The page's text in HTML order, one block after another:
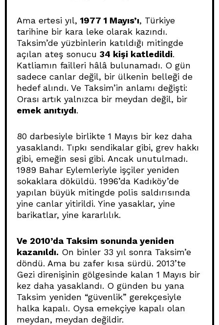
Ama ertesi yıl, 1977 1 Mayıs’ı, Türkiye
tarihine bir kara leke olarak kazındı.
Taksim’de yüzbinlerin katıldığı mitingde
açılan ateş sonucu 34 kişi katledildi.
Katliamın failleri hâlâ bulunamadı. O gün
sadece canlar değil, bir ülkenin belleği de
hedef alındı. Ve Taksim’in anlamı değişti:
Orası artık yalnızca bir meydan değil, bir
emek anıtıydı.
80 darbesiyle birlikte 1 Mayıs bir kez daha
yasaklandı. Tıpkı sendikalar gibi, grev hakkı
gibi, emeğin sesi gibi. Ancak unutulmadı.
1989 Bahar Eylemleriyle işçiler yeniden
sokaklara döküldü. 1996’da Kadıköy’de
yapılan büyük mitingde polis saldırısında
yine canlar yitirildi. Yine yasaklar, yine
barikatlar, yine kararlılık.
Ve 2010’da Taksim sonunda yeniden
kazanıldı. On binler 33 yıl sonra Taksim’e
döndü. Ama bu zafer kısa sürdü. 2013’te
Gezi direnişinin gölgesinde kalan 1 Mayıs bir
kez daha yasaklandı. O günden bu yana
Taksim yeniden “güvenlik” gerekçesiyle
halka kapalı. Oysa emekçiye kapalı olan
meydan, meydan değildir.